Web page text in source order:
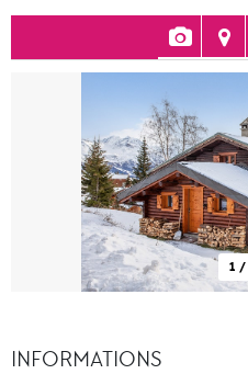
1 /
INFORMATIONS